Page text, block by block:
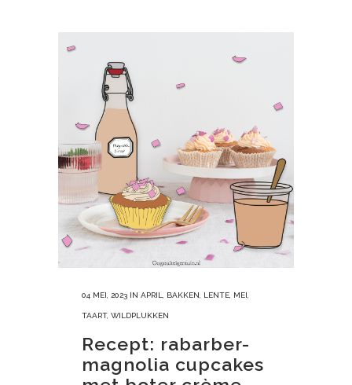
04 MEI, 2023 IN APRIL BAKKEN LENTE MEI
TAART, WILDPLUKKEN
Recept: rabarber-
magnolia cupcakes